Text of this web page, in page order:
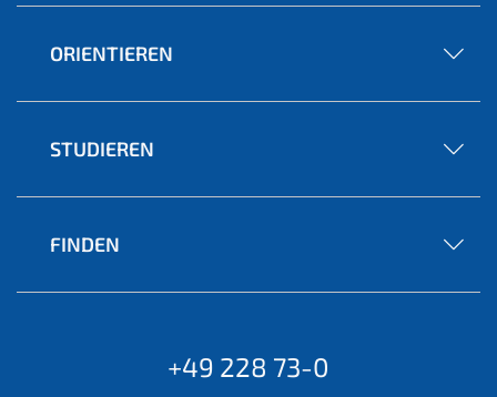
ORIENTIEREN
STUDIEREN
FINDEN
+49 228 73-0